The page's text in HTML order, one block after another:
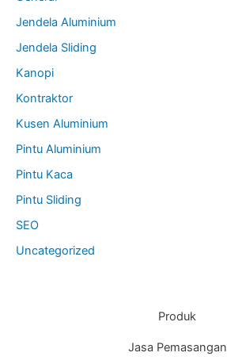
Jendela Aluminium
Jendela Sliding
Kanopi
Kontraktor
Kusen Aluminium
Pintu Aluminium
Pintu Kaca
Pintu Sliding
SEO
Uncategorized
Produk
Jasa Pemasangan